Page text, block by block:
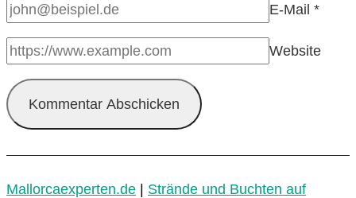
E-Mail *
Website
Mallorcaexperten.de | Strände und Buchten auf